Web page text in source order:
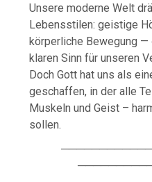
Unsere moderne Welt
Lebensstilen: geistige
körperliche Bewegung —
klaren Sinn für unseren
Doch Gott hat uns als
geschaffen, in der alle
Muskeln und Geist –
sollen.